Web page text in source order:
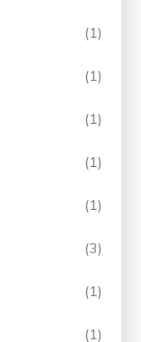
(1)
(1)
(1)
(1)
(1)
(3)
(1)
(1)